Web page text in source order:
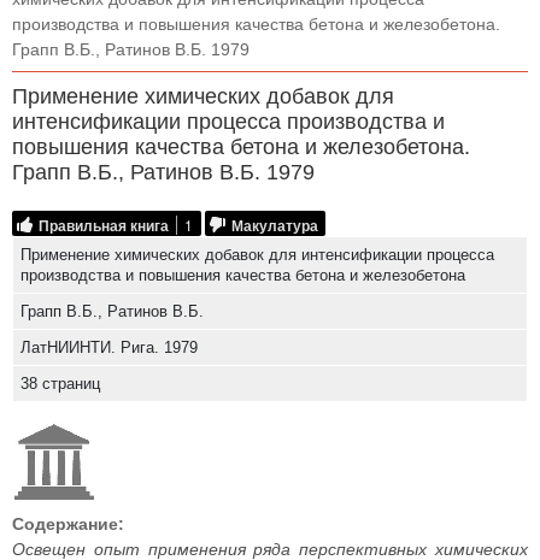
производства и повышения качества бетона и железобетона.
Грапп В.Б., Ратинов В.Б. 1979
Применение химических добавок для
интенсификации процесса производства и
повышения качества бетона и железобетона.
Грапп В.Б., Ратинов В.Б. 1979
Правильная книга 1 Макулатура
Применение химических добавок для интенсификации процесса
производства и повышения качества бетона и железобетона
Грапп В.Б., Ратинов В.Б.
ЛатНИИНТИ. Рига. 1979
38 страниц
Содержание:
Освещен опыт применения ряда перспективных химических